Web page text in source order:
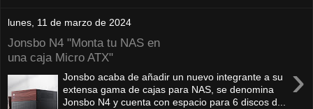
lunes, 11 de marzo de 2024
Jonsbo N4 "Monta tu NAS en
una caja Micro ATX"
›
Jonsbo acaba de añadir un nuevo integrante a su
extensa gama de cajas para NAS, se denomina
Jonsbo N4 y cuenta con espacio para 6 discos d...